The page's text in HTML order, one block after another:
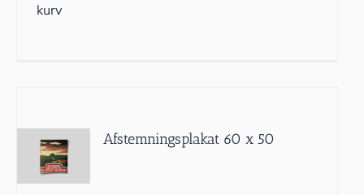
kurv
Afstemningsplakat 60 x 50